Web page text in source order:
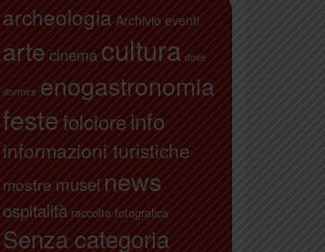
archeologia Archivio eventi
arte cinema cultura dove
dormire enogastronomia
festefolcloreinfo
informazioni turistiche
mostre musei news
ospitalità raccolta fotografica
Senza categoria